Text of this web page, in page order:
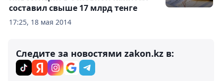
17:25, 18 мая 2014
составил свыше 17 млрд тенге
Следите за новостями zakon.kz в: